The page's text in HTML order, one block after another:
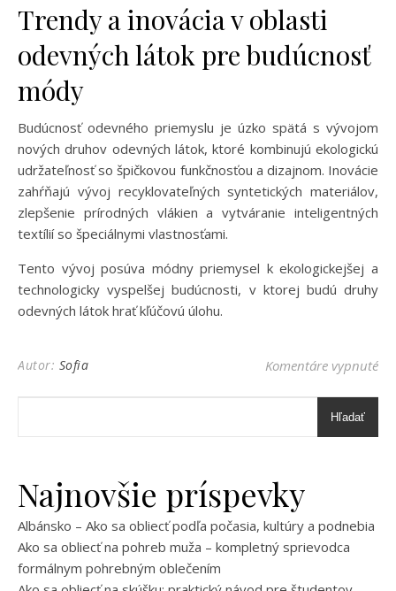
Trendy a inovácia v oblasti
odevných látok pre budúcnosť
módy
Budúcnosť odevného priemyslu je úzko spätá s vývojom
nových druhov odevných látok, ktoré kombinujú ekologickú
udržateľnosť so špičkovou funkčnosťou a dizajnom. Inovácie
zahŕňajú vývoj recyklovateľných syntetických materiálov,
zlepšenie prírodných vlákien a vytváranie inteligentných
textílií so špeciálnymi vlastnosťami.
Tento vývoj posúva módny priemysel k ekologickejšej a
technologicky vyspelšej budúcnosti, v ktorej budú druhy
odevných látok hrať kľúčovú úlohu.
Autor: Sofia Komentáre vypnuténa
Hľadať
Najnovšie príspevky
Albánsko – Ako sa obliecť podľa počasia, kultúry a podnebia
Ako sa obliecť na pohreb muža – kompletný sprievodca
formálnym pohrebným oblečením